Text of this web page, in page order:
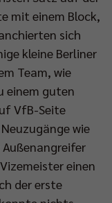
mit einem Block,
sich
kleine Berliner
Team, wie
einem guten
VfB-Seite
wie
einen
der erste